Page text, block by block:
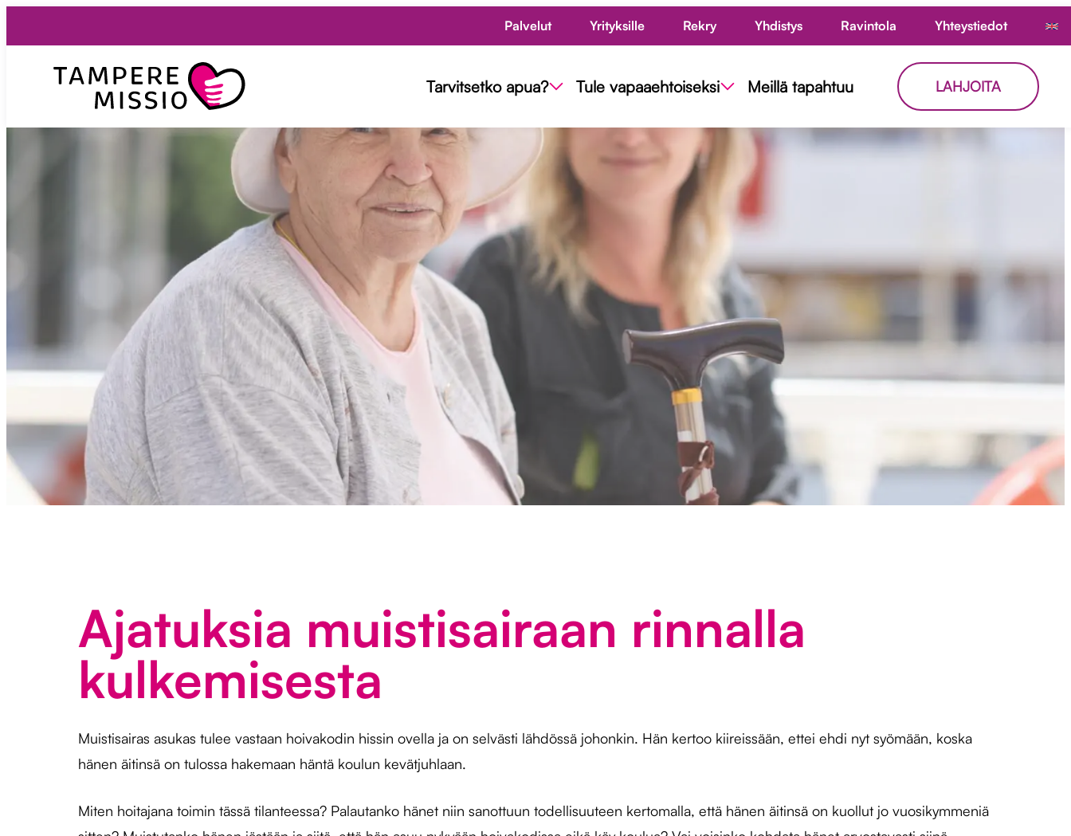
TampereMissio
Tarvitsetko apua? Tule vapaaehtoiseksi Meillä tapahtuu LAHJOITA
Palvelut Yrityksille Rekry Yhdistys Ravintola Yhteystiedot
Ajatuksia muistisairaan rinnalla
kulkemisesta
Muistisairas asukas tulee vastaan hoivakodin hissin ovella ja on selvästi lähdössä johonkin. Hän kertoo kiireissään, ettei ehdi nyt syömään, koska
hänen äitinsä on tulossa hakemaan häntä koulun kevätjuhlaan.
Miten hoitajana toimin tässä tilanteessa? Palautanko hänet niin sanottuun todellisuuteen kertomalla, että hänen äitinsä on kuollut jo vuosikymmeniä